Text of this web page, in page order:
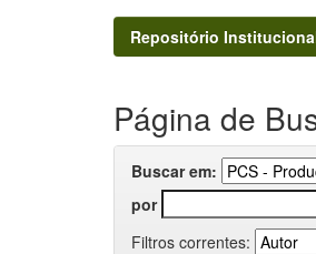
Repositório
Página de
Buscar em:
por
Filtros correntes: